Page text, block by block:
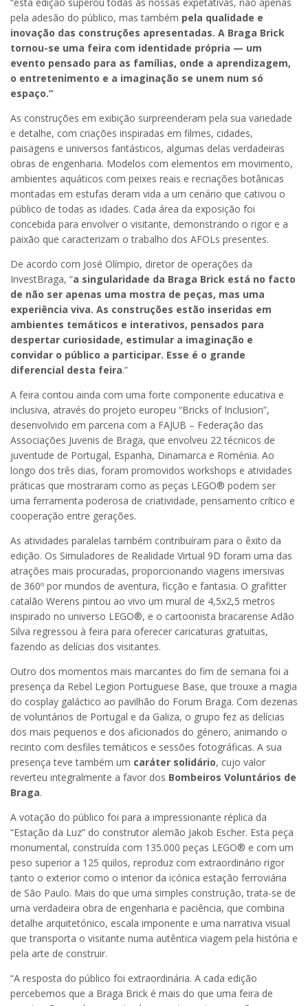
pela adesão do público, mas também pela qualidade e
inovação das construções apresentadas. A Braga Brick
tornou-se uma feira com identidade própria — um
evento pensado para as famílias, onde a aprendizagem,
o entretenimento e a imaginação se unem num só
espaço.”
As construções em exibição surpreenderam pela sua variedade
e detalhe, com criações inspiradas em filmes, cidades,
paisagens e universos fantásticos, algumas delas verdadeiras
obras de engenharia. Modelos com elementos em movimento,
ambientes aquáticos com peixes reais e recriações botânicas
montadas em estufas deram vida a um cenário que cativou o
público de todas as idades. Cada área da exposição foi
concebida para envolver o visitante, demonstrando o rigor e a
paixão que caracterizam o trabalho dos AFOLs presentes.
De acordo com José Olímpio, diretor de operações da
InvestBraga, “a singularidade da Braga Brick está no facto
de não ser apenas uma mostra de peças, mas uma
experiência viva. As construções estão inseridas em
ambientes temáticos e interativos, pensados para
despertar curiosidade, estimular a imaginação e
convidar o público a participar. Esse é o grande
diferencial desta feira.”
A feira contou ainda com uma forte componente educativa e
inclusiva, através do projeto europeu “Bricks of Inclusion”,
desenvolvido em parceria com a FAJUB – Federação das
Associações Juvenis de Braga, que envolveu 22 técnicos de
juventude de Portugal, Espanha, Dinamarca e Roménia. Ao
longo dos três dias, foram promovidos workshops e atividades
práticas que mostraram como as peças LEGO® podem ser
uma ferramenta poderosa de criatividade, pensamento crítico e
cooperação entre gerações.
As atividades paralelas também contribuíram para o êxito da
edição. Os Simuladores de Realidade Virtual 9D foram uma das
atrações mais procuradas, proporcionando viagens imersivas
de 360º por mundos de aventura, ficção e fantasia. O grafitter
catalão Werens pintou ao vivo um mural de 4,5x2,5 metros
inspirado no universo LEGO®, e o cartoonista bracarense Adão
Silva regressou à feira para oferecer caricaturas gratuitas,
fazendo as delícias dos visitantes.
Outro dos momentos mais marcantes do fim de semana foi a
presença da Rebel Legion Portuguese Base, que trouxe a magia
do cosplay galáctico ao pavilhão do Forum Braga. Com dezenas
de voluntários de Portugal e da Galiza, o grupo fez as delícias
dos mais pequenos e dos aficionados do género, animando o
recinto com desfiles temáticos e sessões fotográficas. A sua
presença teve também um caráter solidário, cujo valor
reverteu integralmente a favor dos Bombeiros Voluntários de
Braga.
A votação do público foi para a impressionante réplica da
“Estação da Luz” do construtor alemão Jakob Escher. Esta peça
monumental, construída com 135.000 peças LEGO® e com um
peso superior a 125 quilos, reproduz com extraordinário rigor
tanto o exterior como o interior da icónica estação ferroviária
de São Paulo. Mais do que uma simples construção, trata-se de
uma verdadeira obra de engenharia e paciência, que combina
detalhe arquitetónico, escala imponente e uma narrativa visual
que transporta o visitante numa autêntica viagem pela história e
pela arte de construir.
“A resposta do público foi extraordinária. A cada edição
percebemos que a Braga Brick é mais do que uma feira de